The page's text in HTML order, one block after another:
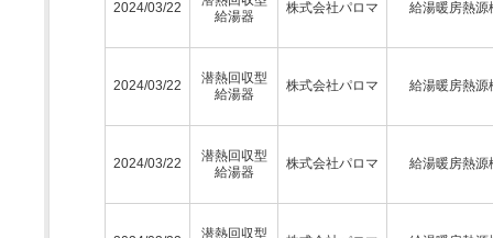
2024/03/22
給湯器
株式会社パロマ 給湯暖房熱源
2024/03/22
潜熱回収型
給湯器
株式会社パロマ 給湯暖房熱源
2024/03/22
潜熱回収型
給湯器
株式会社パロマ 給湯暖房熱源
潜熱回収型